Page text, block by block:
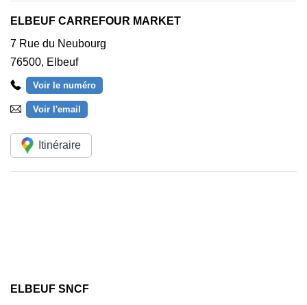
ELBEUF CARREFOUR MARKET
7 Rue du Neubourg
76500, Elbeuf
Voir le numéro
Voir l'email
Itinéraire
ELBEUF SNCF